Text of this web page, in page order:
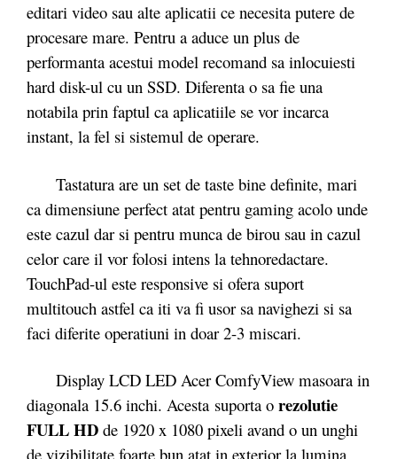
editari video sau alte aplicatii ce necesita putere de
procesare mare. Pentru a aduce un plus de
performanta acestui model recomand sa inlocuiesti
hard disk-ul cu un SSD. Diferenta o sa fie una
notabila prin faptul ca aplicatiile se vor incarca
instant, la fel si sistemul de operare.
Tastatura are un set de taste bine definite, mari
ca dimensiune perfect atat pentru gaming acolo unde
este cazul dar si pentru munca de birou sau in cazul
celor care il vor folosi intens la tehnoredactare.
TouchPad-ul este responsive si ofera suport
multitouch astfel ca iti va fi usor sa navighezi si sa
faci diferite operatiuni in doar 2-3 miscari.
Display LCD LED Acer ComfyView masoara in
diagonala 15.6 inchi. Acesta suporta o rezolutie
FULL HD de 1920 x 1080 pixeli avand o un unghi
de vizibilitate foarte bun atat in exterior la lumina